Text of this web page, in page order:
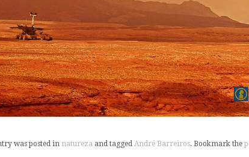
was posted in natureza and tagged André Barreiros. Bookmark the